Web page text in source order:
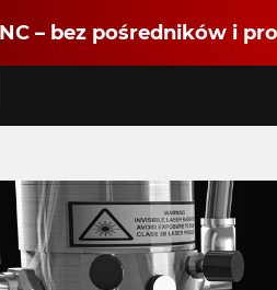
– bez pośredników i
się
CNC